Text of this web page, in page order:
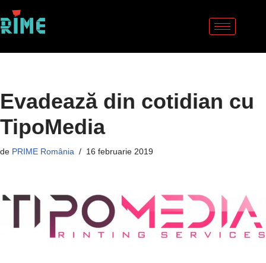
Sari
Evadează din cotidian cu
TipoMedia
de PRIME România 16 februarie 2019